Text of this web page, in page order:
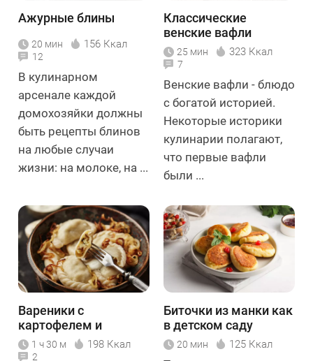
Ажурные блины
20 мин 156 Ккал
12
В кулинарном
арсенале каждой
домохозяйки должны
быть рецепты блинов
на любые случаи
жизни: на молоке, на ...
Классические
венские вафли
25 мин 323 Ккал
7
Венские вафли - блюдо
с богатой историей.
Некоторые историки
кулинарии полагают,
что первые вафли
были ...
Вареники с
картофелем и
грибами
1 ч 30 м 198 Ккал
2
Биточки из манки как
в детском саду
20 мин 125 Ккал